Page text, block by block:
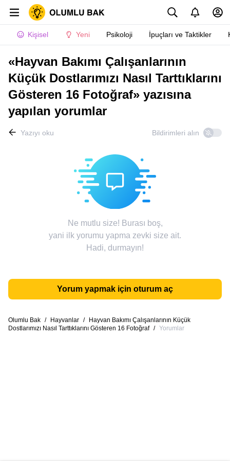
Kişisel Yeni Psikoloji İpuçları ve Taktikler
«Hayvan Bakımı Çalışanlarının
Küçük Dostlarımızı Nasıl Tarttıklarını
Gösteren 16 Fotoğraf» yazısına
yapılan yorumlar
Yazıyı oku Bildirimleri alın
Ne mutlu size! Burası boş,
yani ilk yorumu yapma zevki size ait.
Hadi, durmayın!
Yorum yapmak için oturum aç
Olumlu Bak / Hayvanlar /
Hayvan Bakımı Çalışanlarının Küçük
Dostlarımızı Nasıl Tarttıklarını Gösteren 16 Fotoğraf / Yorumlar